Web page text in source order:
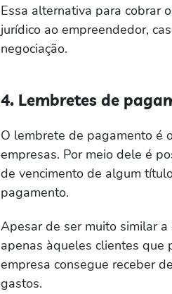
Essa alternativa para cobrar
jurídico ao empreendedor,
negociação.
4. Lembretes de
O lembrete de pagamento é
empresas. Por meio dele é
de vencimento de algum
pagamento.
Apesar de ser muito similar
apenas àqueles clientes que
empresa consegue receber
gastos.